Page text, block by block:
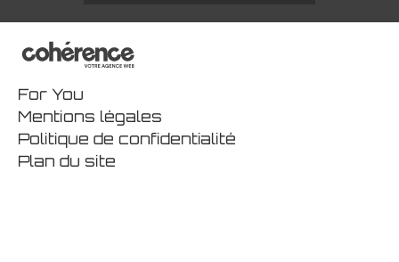
For You
Mentions légales
Politique de confidentialité
Plan du site